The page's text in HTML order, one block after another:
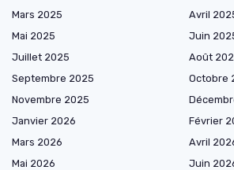
Mars 2025
Avril
Mai 2025
Juin
Juillet 2025
Août
Septembre 2025
Octobre
Novembre 2025
Janvier 2026
Février
Mars 2026
Avril
Mai 2026
Juin